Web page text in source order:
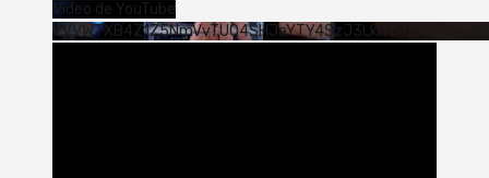
Vídeo de YouTube